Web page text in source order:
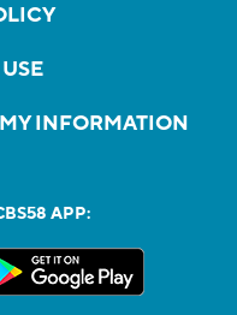
INFORMATION
APP: